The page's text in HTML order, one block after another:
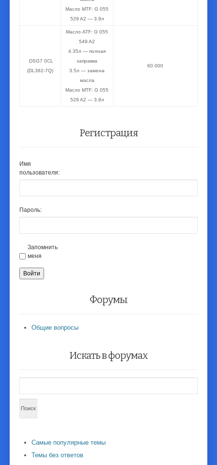
Масло MTF: G 055
529 A2 — 3.8л
DSG7 0CL
(DL382-7Q)
Масло ATF: G 055
549 A2
4.35л — полная
заправка
3.5л — замена
масла
Масло MTF: G 055
529 A2 — 3.8л
60 000
Регистрация
Имя
пользователя:
Пароль:
Запомнить
меня
Войти
Форумы
Общие вопросы
Искать в форумах
Самые популярные темы
Темы без ответов